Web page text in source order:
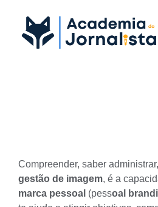
Compreender, saber
gestão de imagem, é a
marca pessoal (pessoal